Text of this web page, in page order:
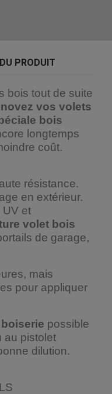
PRODUIT
bois tout de suite
vos volets
bois
longtemps
coût.
résistance.
en extérieur.
UV et
volet bois
de garage,
mais
pour appliquer
possible
au pistolet
dilution.